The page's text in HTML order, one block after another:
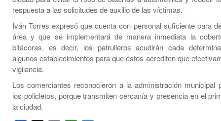
respuesta a las solicitudes de auxilio de las víctimas.
Iván Torres expresó que cuenta con personal suficiente para
área y que se implementará de manera inmediata la
bitácoras, es decir, los patrulleros acudirán cada
algunos establecimientos para que éstos acrediten que
vigilancia.
Los comerciantes reconocieron a la administración municipal
los policletos, porque transmiten cercanía y presencia en el
la ciudad.